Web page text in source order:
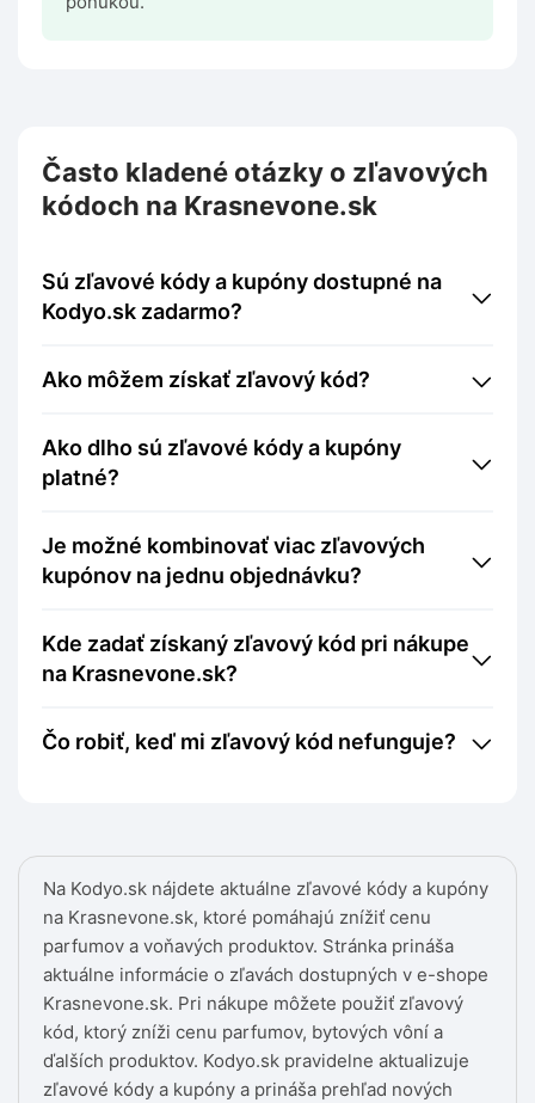
Na Kodyo.sk nájdete aktuálne zľavové kódy a kupóny
na Krasnevone.sk, ktoré pomáhajú znížiť cenu
parfumov a voňavých produktov. Stránka prináša
aktuálne informácie o zľavách dostupných v e-shope
Krasnevone.sk. Pri nákupe môžete použiť zľavový
kód, ktorý zníži cenu parfumov, bytových vôní a
ďalších produktov. Kodyo.sk pravidelne aktualizuje
zľavové kódy a kupóny a prináša prehľad nových
Často kladené otázky o zľavových
kódoch na Krasnevone.sk
Sú zľavové kódy a kupóny dostupné na
Kodyo.sk zadarmo?
Ako môžem získať zľavový kód?
Ako dlho sú zľavové kódy a kupóny
platné?
Je možné kombinovať viac zľavových
kupónov na jednu objednávku?
Kde zadať získaný zľavový kód pri nákupe
na Krasnevone.sk?
Čo robiť, keď mi zľavový kód nefunguje?